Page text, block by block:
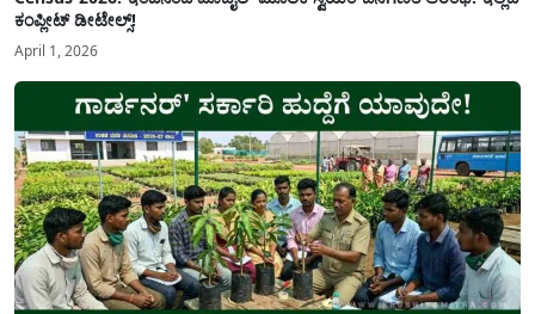
ಕಂಪ್ಲೀಟ್ ಡೀಟೇಲ್ಸ್!
April 1, 2026